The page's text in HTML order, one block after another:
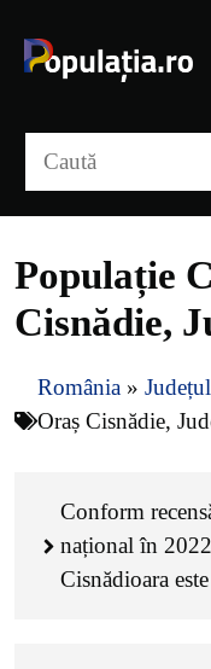
conținut
Populație
Cisnădie,
România »
Oraș Cisnădie,
Conform
național în
Cisnădioara